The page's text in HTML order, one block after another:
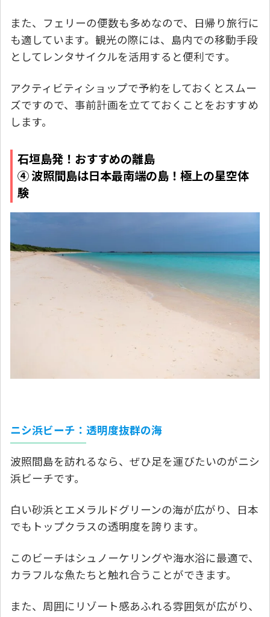
また、フェリーの便数も多めなので、日帰り旅行に
も適しています。観光の際には、島内での移動手段
としてレンタサイクルを活用すると便利です。
アクティビティショップで予約をしておくとスムー
ズですので、事前計画を立てておくことをおすすめ
します。
石垣島発！おすすめの離島
④ 波照間島は日本最南端の島！極上の星空体
験
ニシ浜ビーチ：透明度抜群の海
波照間島を訪れるなら、ぜひ足を運びたいのがニシ
浜ビーチです。
白い砂浜とエメラルドグリーンの海が広がり、日本
でもトップクラスの透明度を誇ります。
このビーチはシュノーケリングや海水浴に最適で、
カラフルな魚たちと触れ合うことができます。
また、周囲にリゾート感あふれる雰囲気が広がり、